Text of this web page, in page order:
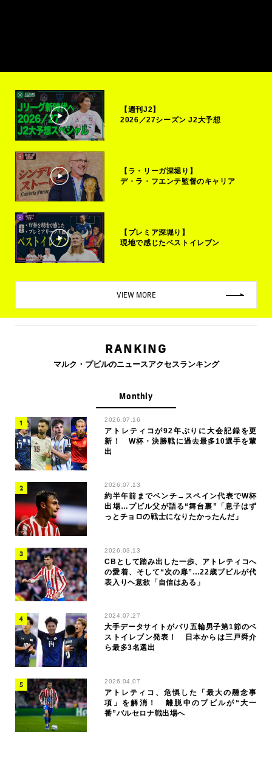
【週刊J2】
2026／27シーズン J2大予想
【ラ・リーガ深堀り】
デ・ラ・フエンテ監督のキャリア
【プレミア深堀り】
現地で感じたベストイレブン
VIEW MORE
RANKING
マルク・プビルのニュースアクセスランキング
Monthly
2026.07.16
アトレティコが92年ぶりに大会記録を更
新！ W杯・決勝戦に過去最多10選手を輩
出
2026.07.13
約半年前までベンチ→スペイン代表でW杯
出場…プビル父が語る“舞台裏”「息子はず
っとチョロの戦士になりたかったんだ」
2026.03.13
CBとして踏み出した一歩、アトレティコへ
の愛着、そして“次の扉”…22歳プビルが代
表入りヘ意欲「自信はある」
2024.07.27
大手データサイトがパリ五輪男子第1節のベ
ストイレブン発表！ 日本からは三戸舜介
ら最多3名選出
2026.04.07
アトレティコ、危惧した「最大の懸念事
項」を解消！ 離脱中のプビルが“大一
番”バルセロナ戦出場へ